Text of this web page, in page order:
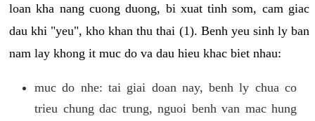
loan kha nang cuong duong, bi xuat tinh som, cam giac
dau khi "yeu", kho khan thu thai (1). Benh yeu sinh ly ban
nam lay khong it muc do va dau hieu khac biet nhau:
muc do nhe: tai giai doan nay, benh ly chua co
trieu chung dac trung, nguoi benh van mac hung